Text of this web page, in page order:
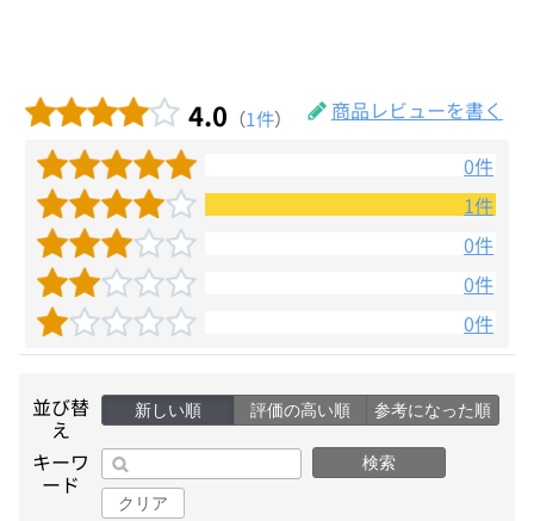
4.0 （1件）
商品レビューを書く
0件
1件
0件
0件
0件
並び替
え
新しい順 評価の高い順 参考になった順
キーワ
ード
検索
クリア